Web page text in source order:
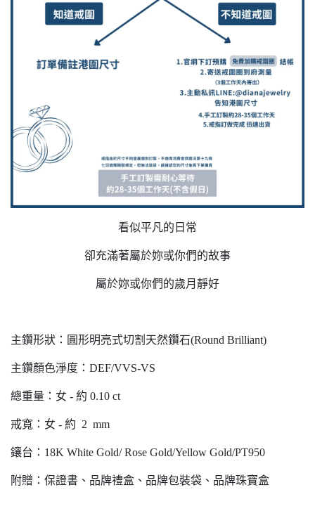
看似平凡的日常
卻充滿著屬於妳或你們的故事
屬於妳或你們的歲月靜好
主鑽形狀：圓形明亮式切割天然鑽石(Round Brilliant)
主鑽顏色淨度：DEF/VVS-VS
總重量：女 - 約 0.10 ct
戒寬：女 - 約 2 mm
鑲台：18K White Gold/ Rose Gold/Yellow Gold/PT950
附贈：保證書、品牌禮盒、品牌包裝袋、品牌珠寶盒